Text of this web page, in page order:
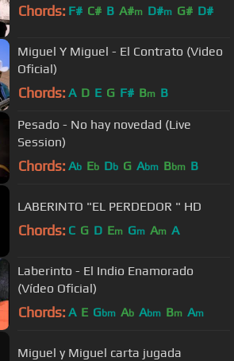
Chords: F# C# B A#m D#m G# D#
Miguel Y Miguel - El Contrato (Video
Oficial)
Chords: A D E G F# Bm B
Pesado - No hay novedad (Live
Session)
Chords: Ab Eb Db G Abm Bbm B
LABERINTO "EL PERDEDOR " HD
Chords: C G D Em Gm Am A
Laberinto - El Indio Enamorado
(Vídeo Oficial)
Chords: A E Gbm Ab Abm Bm Am
Miguel y Miguel carta jugada